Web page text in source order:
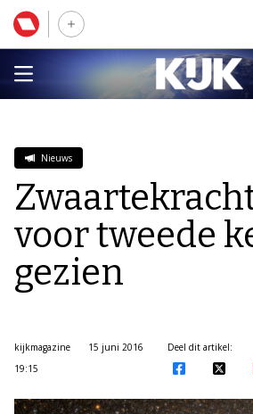
Nieuws
voor tweede
gezien
kijkmagazine
15 juni 2016
19:15
Deel dit artikel: